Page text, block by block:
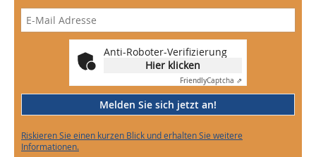
Anti-Roboter-Verifizierung
Hier klicken
FriendlyCaptcha ⇗
Melden Sie sich jetzt an!
Riskieren Sie einen kurzen Blick und erhalten Sie weitere
Informationen.